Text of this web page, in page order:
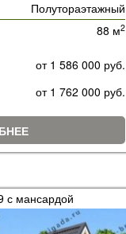
Полутораэтажный
88 м2
от 1 586 000 руб.
от 1 762 000 руб.
с мансардой